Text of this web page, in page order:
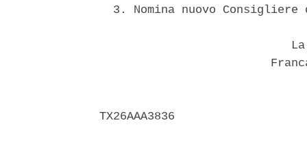
3. Nomina nuovo